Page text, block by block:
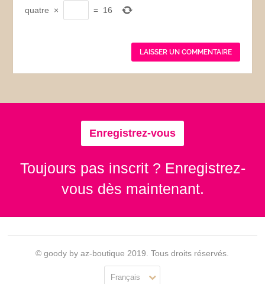
quatre × = 16
Enregistrez-vous
Toujours pas inscrit ? Enregistrez-
vous dès maintenant.
© goody by az-boutique 2019. Tous droits réservés.
Français